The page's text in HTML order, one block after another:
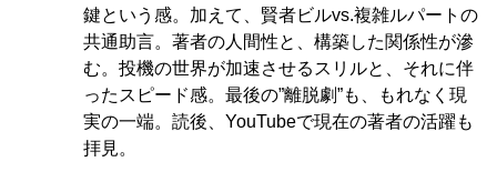
鍵という感。加えて、賢者ビルvs.複雑ルパートの
共通助言。著者の人間性と、構築した関係性が滲
む。投機の世界が加速させるスリルと、それに伴
ったスピード感。最後の”離脱劇”も、もれなく現
実の一端。読後、YouTubeで現在の著者の活躍も
拝見。